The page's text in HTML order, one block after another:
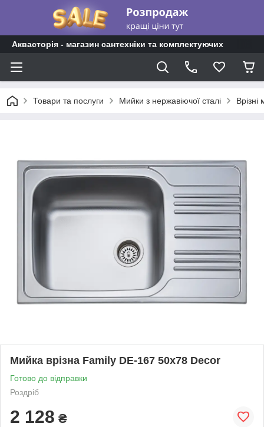
Аквасторія - магазин сантехніки та комплектуючих
Товари та послуги Мийки з нержавіючої сталі
Мийка врізна Family DE-167 50х78 Decor
Готово до відправки
Роздріб
2 128 ₴